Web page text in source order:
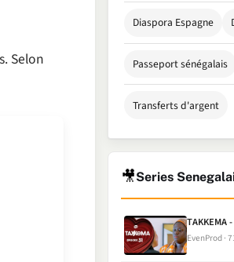
Selon
Diaspora Espagne
Passeport sénégalais
Transferts d'argent
🎥Series
TAKKEMA
EvenProd